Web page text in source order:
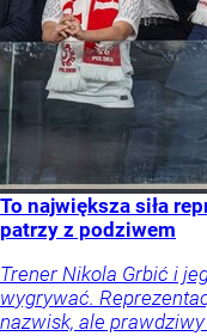
To największa siła
patrzy z podziwem
Trener Nikola Grbić i
wygrywać.
nazwisk, ale